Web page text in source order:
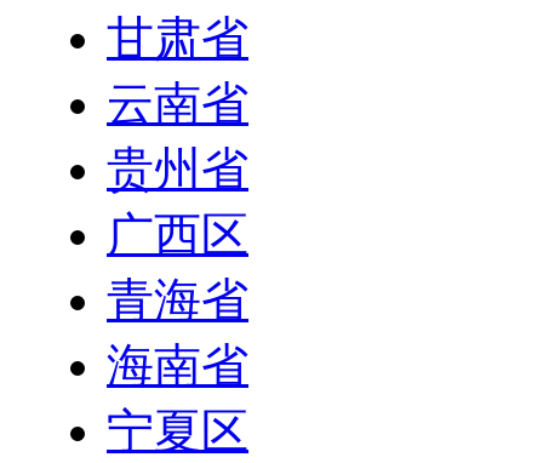
甘肃省
云南省
贵州省
广西区
青海省
海南省
宁夏区